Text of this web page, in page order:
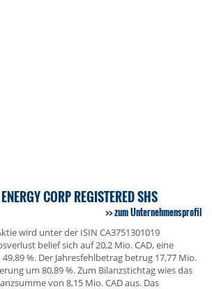
CORP REGISTERED SHS
zum Unternehmensprofil
wird unter der ISIN CA3751301019
belief sich auf 20,2 Mio. CAD, eine
%. Der Jahresfehlbetrag betrug 17,77 Mio.
um 80,89 %. Zum Bilanzstichtag wies das
von 8,15 Mio. CAD aus. Das